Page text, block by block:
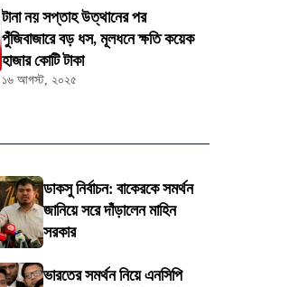
টানা নয় সপ্তাহ উত্থানের পর
পুঁজিবাজারে বড় ধস, মূলধনে ক্ষতি কয়েক
হাজার কোটি টাকা
১৬ আগস্ট, ২০২৫
ডাকসু নির্বাচন: বাকেরকে সমর্থন
জানিয়ে সরে দাঁড়ালেন মাহিন
সরকার
ভারতের সমর্থন নিয়ে এনসিপি